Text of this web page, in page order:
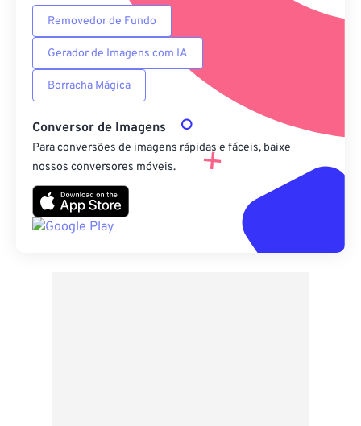
Removedor de Fundo
Gerador de Imagens com IA
Borracha Mágica
Conversor de Imagens
Para conversões de imagens rápidas e fáceis, baixe
nossos conversores móveis.